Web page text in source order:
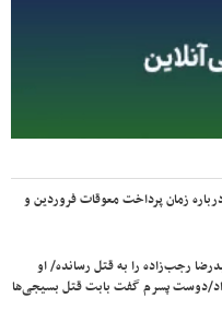
زمان پرداخت معوقات فروردین و
رجب‌زاده را به قتل رسانده/ او
دوست پسرم گفت بابت قتل بسیجی‌ها